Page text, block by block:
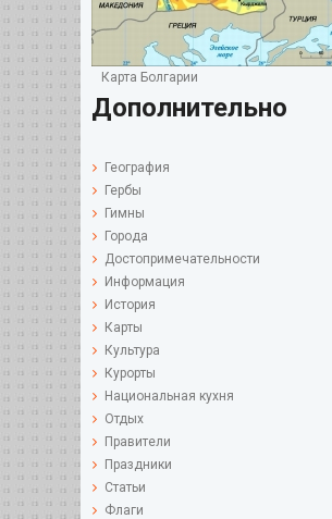
Карта Болгарии
Дополнительно
География
Гербы
Гимны
Города
Достопримечательности
Информация
История
Карты
Культура
Курорты
Национальная кухня
Отдых
Правители
Праздники
Статьи
Флаги